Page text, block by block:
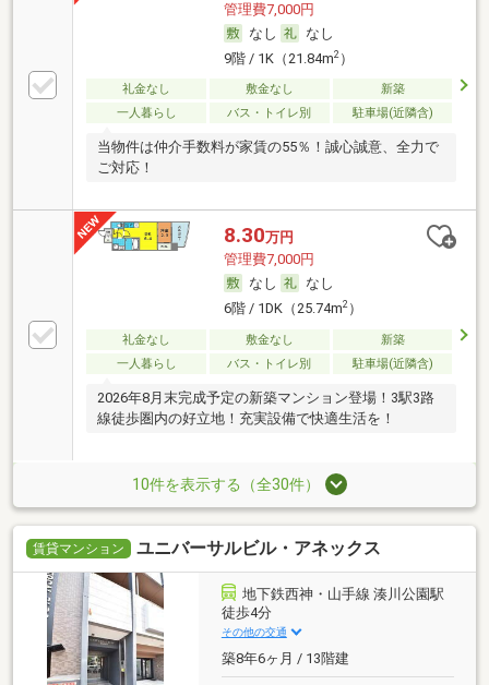
管理費7,000円
なし
なし
9階 / 1K（21.84m2）
礼金なし 敷金なし
新築
一人暮らし
バス・トイレ別 駐車場(近隣含)
当物件は仲介手数料が家賃の55％！誠心誠意、全力で
ご対応！
8.30万円
管理費7,000円
なし
なし
6階 / 1DK（25.74m2）
礼金なし 敷金なし
新築
一人暮らし
バス・トイレ別 駐車場(近隣含)
2026年8月末完成予定の新築マンション登場！3駅3路
線徒歩圏内の好立地！充実設備で快適生活を！
10件を表示する（全30件）
賃貸マンション ユニバーサルビル・アネックス
地下鉄西神・山手線 湊川公園駅
徒歩4分
その他の交通
築8年6ヶ月 / 13階建